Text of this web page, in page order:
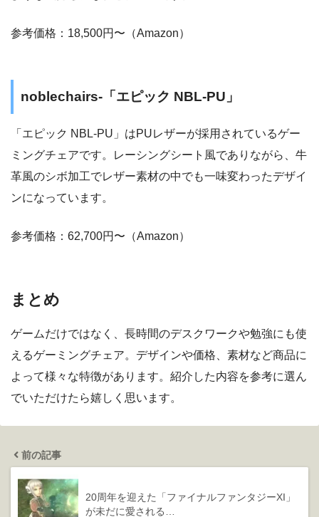
参考価格：18,500円〜（Amazon）
noblechairs-「エピック NBL-PU」
「エピック NBL-PU」はPUレザーが採用されているゲー
ミングチェアです。レーシングシート風でありながら、牛
革風のシボ加工でレザー素材の中でも一味変わったデザイ
ンになっています。
参考価格：62,700円〜（Amazon）
まとめ
ゲームだけではなく、長時間のデスクワークや勉強にも使
えるゲーミングチェア。デザインや価格、素材など商品に
よって様々な特徴があります。紹介した内容を参考に選ん
でいただけたら嬉しく思います。
前の記事
20周年を迎えた「ファイナルファンタジーXI」
が未だに愛される…